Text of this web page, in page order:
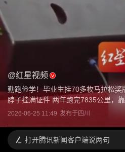
@红星视频
勤跑俭学！毕业生挂70多枚马拉松奖
脖子挂满证件 两年跑完7835公里，靠
2026-06-25 11:49 发布于四川
打开腾讯新闻客户端说两句